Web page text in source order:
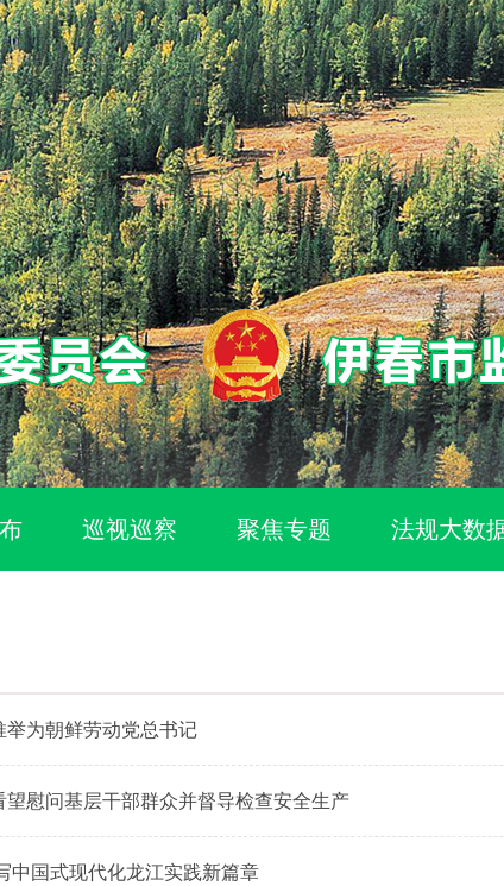
巡视巡察 聚焦专题 法规大数
举为朝鲜劳动党总书记
慰问基层干部群众并督导检查安全生产
中国式现代化龙江实践新篇章